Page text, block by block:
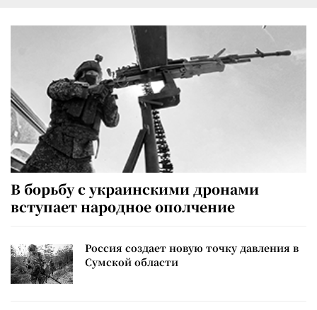
В борьбу с украинскими дронами
вступает народное ополчение
Россия создает новую точку давления в
Сумской области